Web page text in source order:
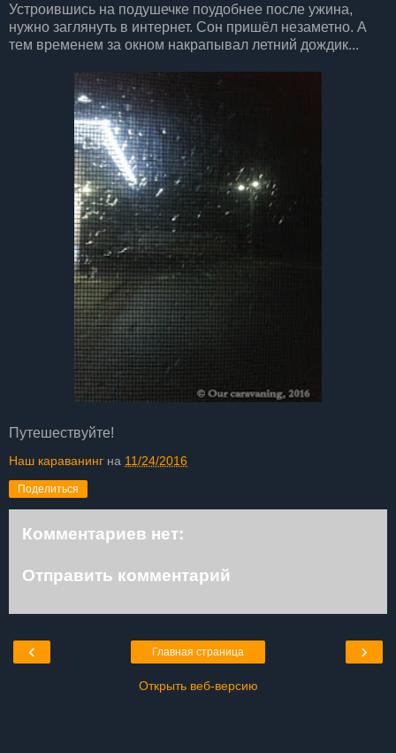
Устроившись на подушечке поудобнее после ужина,
нужно заглянуть в интернет. Сон пришёл незаметно. А
тем временем за окном накрапывал летний дождик...
Путешествуйте!
Наш караванинг на 11/24/2016
Поделиться
Комментариев нет:
Отправить комментарий
‹ ›
Главная страница
Открыть веб-версию